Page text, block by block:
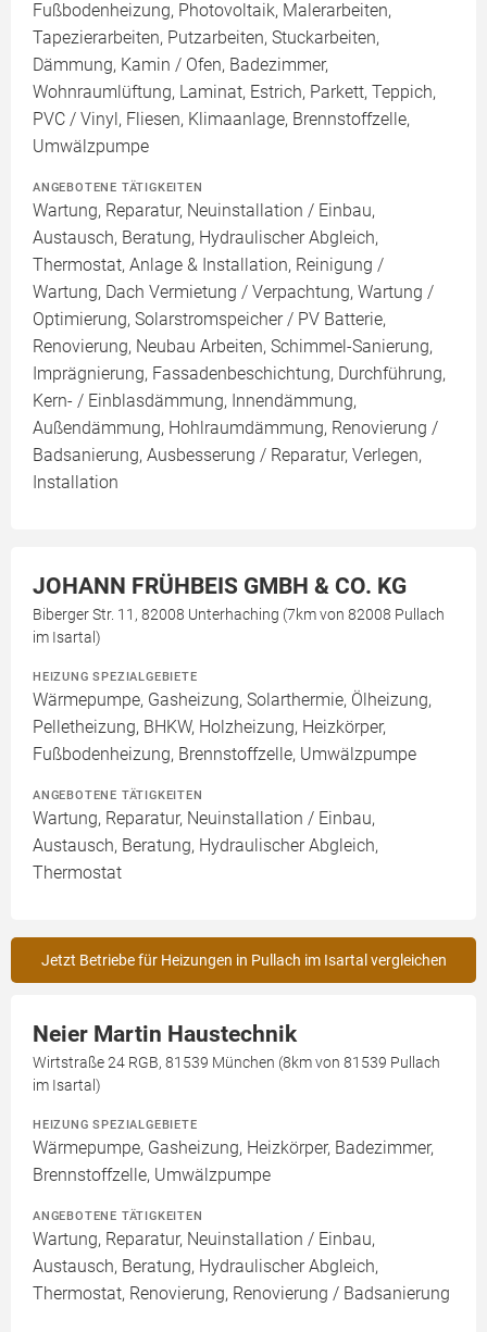
Fußbodenheizung, Photovoltaik, Malerarbeiten,
Tapezierarbeiten, Putzarbeiten, Stuckarbeiten,
Dämmung, Kamin / Ofen, Badezimmer,
Wohnraumlüftung, Laminat, Estrich, Parkett, Teppich,
PVC / Vinyl, Fliesen, Klimaanlage, Brennstoffzelle,
Umwälzpumpe
ANGEBOTENE TÄTIGKEITEN
Wartung, Reparatur, Neuinstallation / Einbau,
Austausch, Beratung, Hydraulischer Abgleich,
Thermostat, Anlage & Installation, Reinigung /
Wartung, Dach Vermietung / Verpachtung, Wartung /
Optimierung, Solarstromspeicher / PV Batterie,
Renovierung, Neubau Arbeiten, Schimmel-Sanierung,
Imprägnierung, Fassadenbeschichtung, Durchführung,
Kern- / Einblasdämmung, Innendämmung,
Außendämmung, Hohlraumdämmung, Renovierung /
Badsanierung, Ausbesserung / Reparatur, Verlegen,
Installation
JOHANN FRÜHBEIS GMBH & CO. KG
Biberger Str. 11, 82008 Unterhaching (7km von 82008 Pullach
im Isartal)
HEIZUNG SPEZIALGEBIETE
Wärmepumpe, Gasheizung, Solarthermie, Ölheizung,
Pelletheizung, BHKW, Holzheizung, Heizkörper,
Fußbodenheizung, Brennstoffzelle, Umwälzpumpe
ANGEBOTENE TÄTIGKEITEN
Wartung, Reparatur, Neuinstallation / Einbau,
Austausch, Beratung, Hydraulischer Abgleich,
Thermostat
Jetzt Betriebe für Heizungen in Pullach im Isartal vergleichen
Neier Martin Haustechnik
Wirtstraße 24 RGB, 81539 München (8km von 81539 Pullach
im Isartal)
HEIZUNG SPEZIALGEBIETE
Wärmepumpe, Gasheizung, Heizkörper, Badezimmer,
Brennstoffzelle, Umwälzpumpe
ANGEBOTENE TÄTIGKEITEN
Wartung, Reparatur, Neuinstallation / Einbau,
Austausch, Beratung, Hydraulischer Abgleich,
Thermostat, Renovierung, Renovierung / Badsanierung